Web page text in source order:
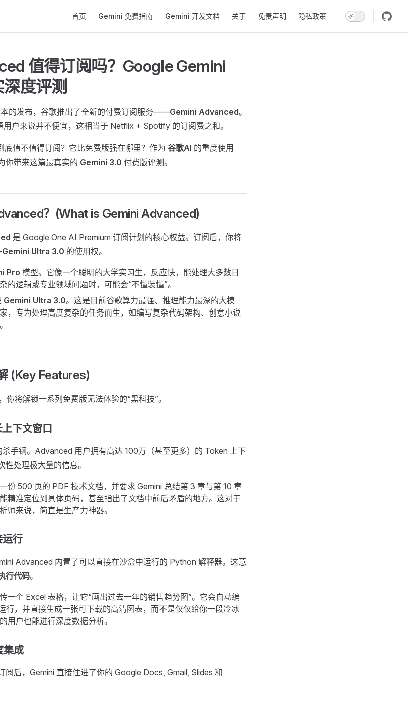
首页 Gemini 免费指南 Gemini 开发文档 关于 免责声明 隐私政策
值得订阅吗？Google Gemini
度评测
的发布，谷歌推出了全新的付费订阅服务——Gemini Advanced。
户来说并不便宜，这相当于 Netflix + Spotify 的订阅费之和。
底值不值得订阅？它比免费版强在哪里？作为 谷歌AI 的重度使用
你带来这篇最真实的 Gemini 3.0 付费版评测。
？(What is Gemini Advanced)
是 Google One AI Premium 订阅计划的核心权益。订阅后，你将
Gemini Ultra 3.0 的使用权。
Pro 模型。它像一个聪明的大学实习生，反应快，能处理大多数日
的逻辑或专业领域问题时，可能会“不懂装懂”。
Gemini Ultra 3.0。这是目前谷歌算力最强、推理能力最深的大模
，专为处理高度复杂的任务而生，如编写复杂代码架构、创意小说
(Key Features)
你将解锁一系列免费版无法体验的“黑科技”。
下文窗口
杀手锏。Advanced 用户拥有高达 100万（甚至更多）的 Token 上下
处理极大量的信息。
份 500 页的 PDF 技术文档，并要求 Gemini 总结第 3 章与第 10 章
精准定位到具体页码，甚至指出了文档中前后矛盾的地方。这对于
师来说，简直是生产力神器。
行
Advanced 内置了可以直接在沙盒中运行的 Python 解释器。这意
行代码。
一个 Excel 表格，让它“画出过去一年的销售趋势图”。它会自动编
行，并直接生成一张可下载的高清图表，而不是仅仅给你一段冷冰
用户也能进行深度数据分析。
集成
阅后，Gemini 直接住进了你的 Google Docs, Gmail, Slides 和